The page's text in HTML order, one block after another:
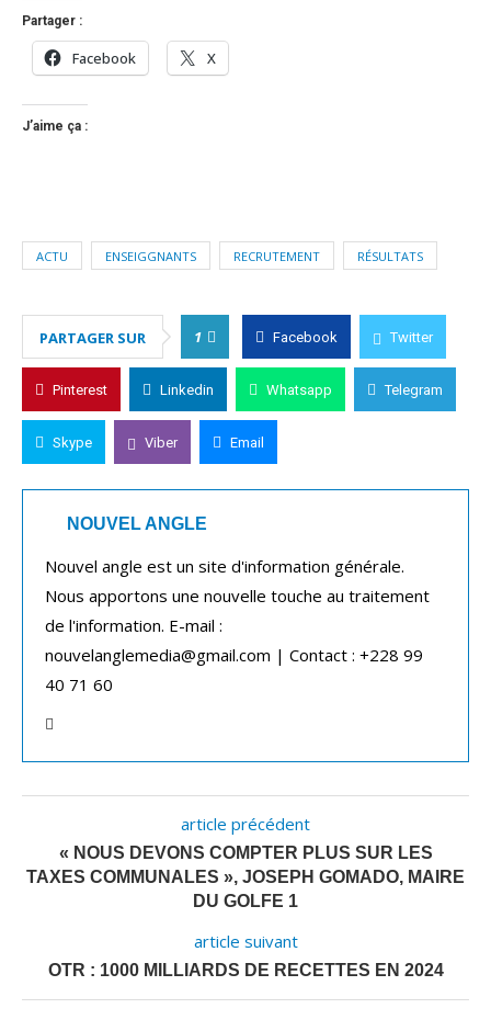
Partager :
Facebook X
J’aime ça :
ACTU ENSEIGGNANTS RECRUTEMENT RÉSULTATS
PARTAGER SUR 1 Facebook Twitter
Pinterest Linkedin Whatsapp Telegram
Skype Viber Email
NOUVEL ANGLE
Nouvel angle est un site d'information générale.
Nous apportons une nouvelle touche au traitement
de l'information. E-mail :
nouvelanglemedia@gmail.com | Contact : +228 99
40 71 60
article précédent
« NOUS DEVONS COMPTER PLUS SUR LES
TAXES COMMUNALES », JOSEPH GOMADO, MAIRE
DU GOLFE 1
article suivant
OTR : 1000 MILLIARDS DE RECETTES EN 2024